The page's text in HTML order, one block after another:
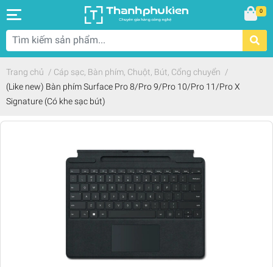
0
Trang chủ / Cáp sạc, Bàn phím, Chuột, Bút, Cổng chuyển /
(Like new) Bàn phím Surface Pro 8/Pro 9/Pro 10/Pro 11/Pro X
Signature (Có khe sạc bút)